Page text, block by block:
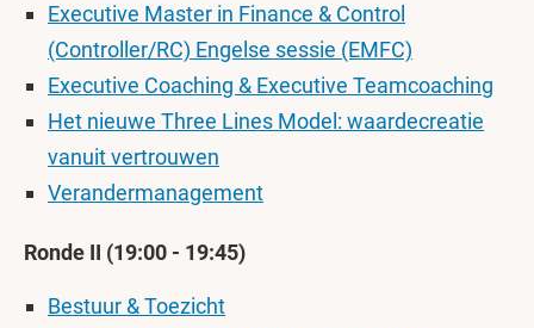
Executive Master in Finance & Control
(Controller/RC) Engelse sessie (EMFC)
Executive Coaching & Executive Teamcoaching
Het nieuwe Three Lines Model: waardecreatie
vanuit vertrouwen
Verandermanagement
Ronde II (19:00 - 19:45)
Bestuur & Toezicht